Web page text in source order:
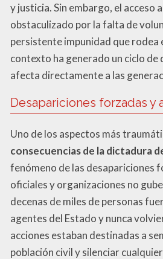
y justicia. Sin embargo, el acceso
obstaculizado por la falta de
persistente impunidad que rodea
contexto ha generado un ciclo de
afecta directamente a las
Desapariciones forzadas y
Uno de los aspectos más
consecuencias de la dictadura
fenómeno de las desapariciones
oficiales y organizaciones no
decenas de miles de personas
agentes del Estado y nunca
acciones estaban destinadas a
población civil y silenciar